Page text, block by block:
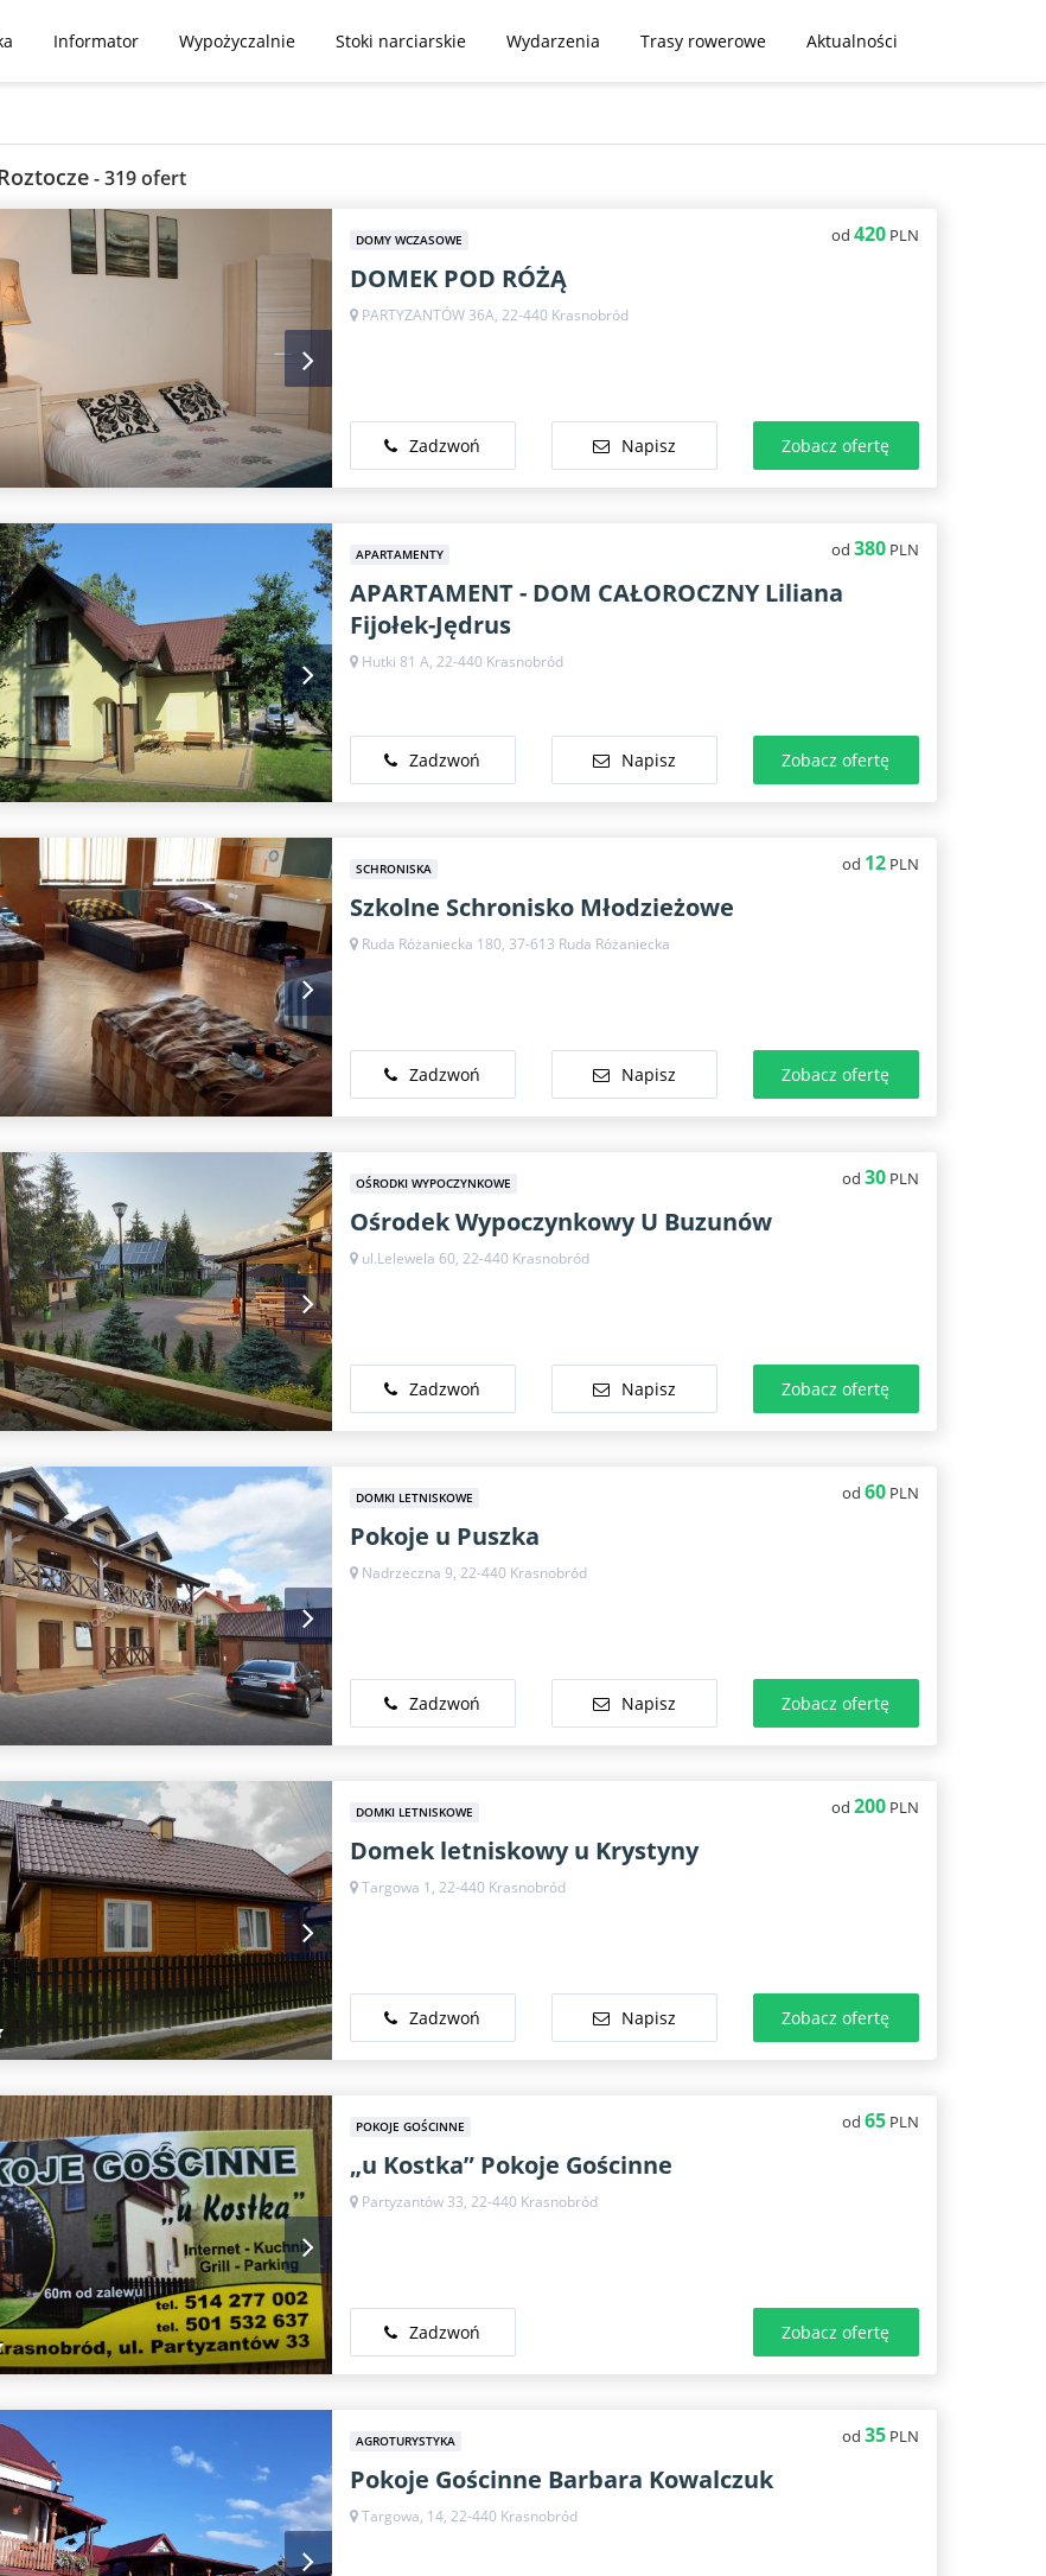
Informator Wypożyczalnie Stoki narciarskie Wydarzenia Trasy rowerowe Aktualności
- 319 ofert
DOMY WCZASOWE
DOMEK POD RÓŻĄ
PARTYZANTÓW 36A, 22-440 Krasnobród
od 420 PLN
Zadzwoń Napisz Zobacz ofertę
APARTAMENTY
APARTAMENT - DOM CAŁOROCZNY Liliana
Fijołek-Jędrus
Hutki 81 A, 22-440 Krasnobród
od 380 PLN
Zadzwoń Napisz Zobacz ofertę
SCHRONISKA
Szkolne Schronisko Młodzieżowe
Ruda Różaniecka 180, 37-613 Ruda Różaniecka
od 12 PLN
Zadzwoń Napisz Zobacz ofertę
OŚRODKI WYPOCZYNKOWE
Ośrodek Wypoczynkowy U Buzunów
ul.Lelewela 60, 22-440 Krasnobród
od 30 PLN
Zadzwoń Napisz Zobacz ofertę
DOMKI LETNISKOWE
Pokoje u Puszka
Nadrzeczna 9, 22-440 Krasnobród
od 60 PLN
Zadzwoń Napisz Zobacz ofertę
DOMKI LETNISKOWE
Domek letniskowy u Krystyny
Targowa 1, 22-440 Krasnobród
od 200 PLN
Zadzwoń Napisz Zobacz ofertę
POKOJE GOŚCINNE
„u Kostka” Pokoje Gościnne
Partyzantów 33, 22-440 Krasnobród
od 65 PLN
Zadzwoń Zobacz ofertę
AGROTURYSTYKA
Pokoje Gościnne Barbara Kowalczuk
Targowa, 14, 22-440 Krasnobród
od 35 PLN